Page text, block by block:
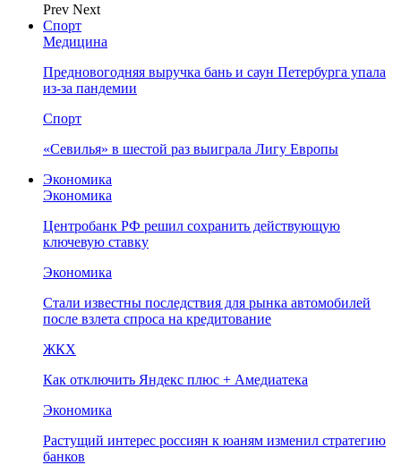
Prev Next
Спорт
Медицина
Предновогодняя выручка бань и саун Петербурга упала
из-за пандемии
Спорт
«Севилья» в шестой раз выиграла Лигу Европы
Экономика
Экономика
Центробанк РФ решил сохранить действующую
ключевую ставку
Экономика
Стали известны последствия для рынка автомобилей
после взлета спроса на кредитование
ЖКХ
Как отключить Яндекс плюс + Амедиатека
Экономика
Растущий интерес россиян к юаням изменил стратегию
банков